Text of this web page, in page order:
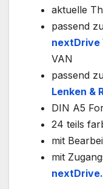
aktuelle
passend
nextDrive
VAN
passend
Lenken &
DIN A5
24 teils
mit
mit